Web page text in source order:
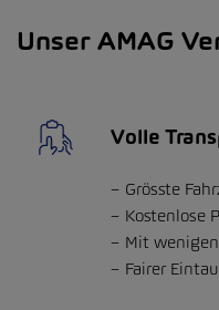
Unser AMAG
Volle
Grösste
Kostenlose
Mit
Fairer